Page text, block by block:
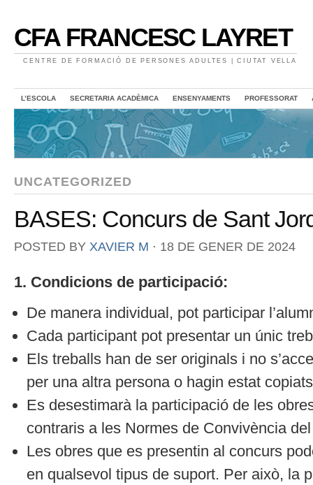
CFA FRANCESC LAYRET
CENTRE DE FORMACIÓ DE PERSONES ADULTES | CIUTAT VELLA
L’ESCOLA SECRETARIA ACADÈMICA ENSENYAMENTS PROFESSORAT
UNCATEGORIZED
BASES: Concurs de Sant
POSTED BY XAVIER M ⋅ 18 DE GENER DE 2024
1. Condicions de participació:
De manera individual, pot participar
Cada participant pot presentar un únic
Els treballs han de ser originals i no
per una altra persona o hagin estat
Es desestimarà la participació de les
contraris a les Normes de Convivència
Les obres que es presentin al concurs
en qualsevol tipus de suport. Per això, la